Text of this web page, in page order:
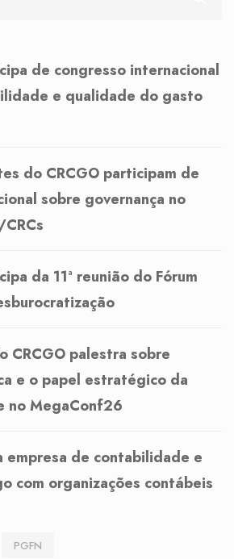
de congresso internacional
e qualidade do gasto
do CRCGO participam de
sobre governança no
da 11ª reunião do Fórum
CRCGO palestra sobre
e o papel estratégico da
no MegaConf26
empresa de contabilidade e
com organizações contábeis
PGFN